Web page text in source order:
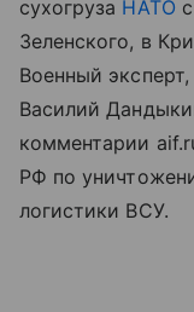
сухогруза НАТО
Зеленского, в
Военный
Василий
комментарии
РФ по
логистики ВСУ.